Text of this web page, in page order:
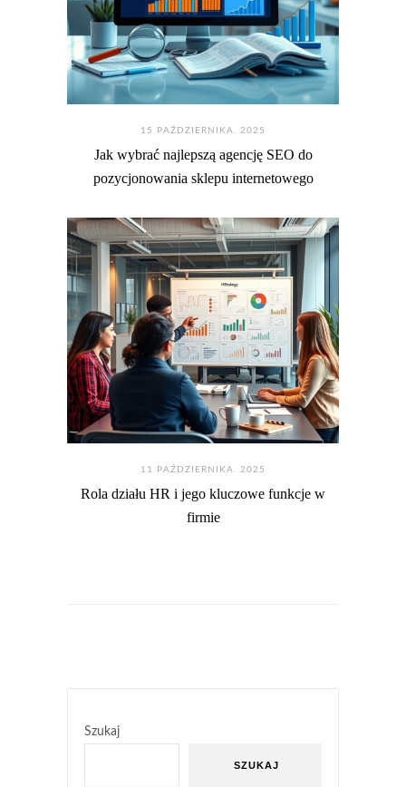
15 PAŹDZIERNIKA. 2025
Jak wybrać najlepszą agencję SEO do
pozycjonowania sklepu internetowego
11 PAŹDZIERNIKA. 2025
Rola działu HR i jego kluczowe funkcje w
firmie
Szukaj
SZUKAJ